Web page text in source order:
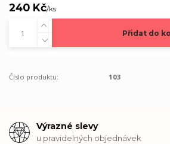
240 Kč/ks
Přidat do
Číslo produktu: 103
Výrazné slevy
u pravidelných objednávek